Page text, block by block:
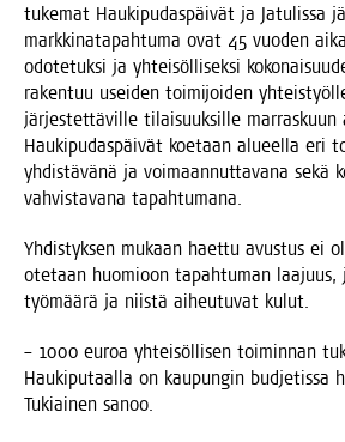
tuke­mat Hau­ki­pu­das­päi­vät ja Jatu­lis­sa
mark­ki­na­ta­pah­tu­ma ovat 45 vuo­den
odo­te­tuk­si ja yhtei­söl­li­sek­si
raken­tuu usei­den toi­mi­joi­den
jär­jes­tet­tä­vil­le tilai­suuk­sil­le mar­ras­kuun
Hau­ki­pu­das­päi­vät koe­taan alu­eel­la eri
yhdis­tä­vä­nä ja voi­maan­nut­ta­va­na sekä
vah­vis­ta­va­na tapahtumana.
Yhdis­tyk­sen mukaan haet­tu avus­tus ei
ote­taan huo­mioon tapah­tu­man laa­juus,
työ­mää­rä ja niis­tä aiheu­tu­vat kulut.
– 1000 euroa yhtei­söl­li­sen toi­min­nan
Hau­ki­pu­taal­la on kau­pun­gin bud­je­tis­sa
Tukiai­nen sanoo.